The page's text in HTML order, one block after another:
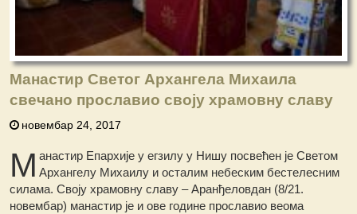
Манастир Светог Архангела Михаила
свечано прославио своју храмовну славу
новембар 24, 2017
М анастир Епархије у егзилу у Нишу посвећен је Светом
Архангелу Михаилу и осталим небеским бестелесним
силама. Своју храмовну славу – Аранђеловдан (8/21.
новембар) манастир је и ове године прославио веома